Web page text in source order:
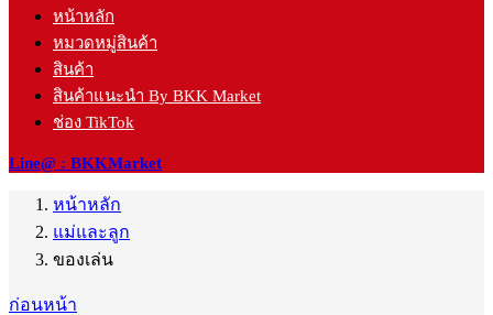
หน้าหลัก
หมวดหมู่สินค้า
สินค้า
สินค้าแนะนำ By BKK Market
ช่อง TikTok
Line@ : BKKMarket
หน้าหลัก
แม่และลูก
ของเล่น
ก่อนหน้า